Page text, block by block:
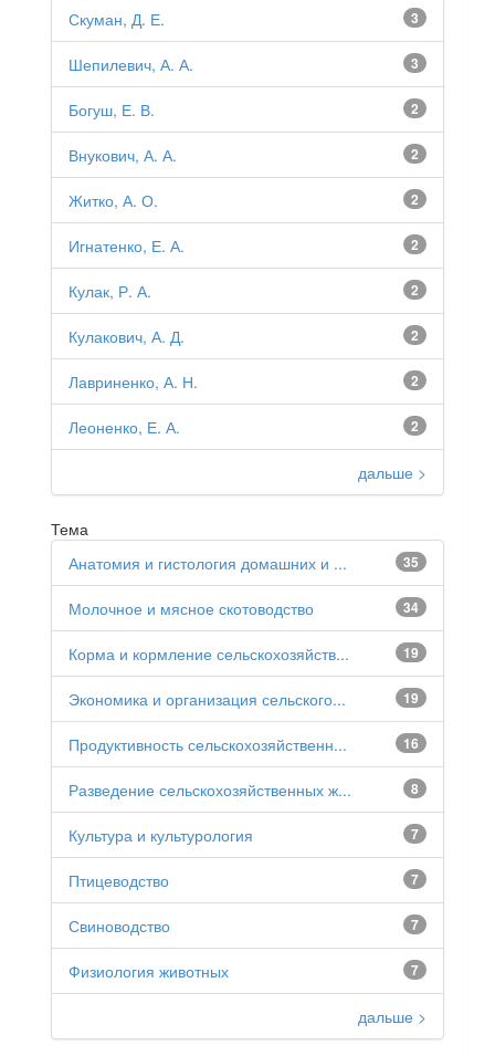
3
Скуман, Д. Е.
3
Шепилевич, А. А.
2
Богуш, Е. В.
2
Внукович, А. А.
2
Житко, А. О.
2
Игнатенко, Е. А.
2
Кулак, Р. А.
2
Кулакович, А. Д.
2
Лавриненко, А. Н.
2
Леоненко, Е. А.
дальше >
Тема
35
Анатомия и гистология домашних и ...
34
Молочное и мясное скотоводство
19
Корма и кормление сельскохозяйств...
19
Экономика и организация сельского...
16
Продуктивность сельскохозяйственн...
8
Разведение сельскохозяйственных ж...
7
Культура и культурология
7
Птицеводство
7
Свиноводство
7
Физиология животных
дальше >